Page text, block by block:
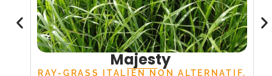
Majesty
RAY-GRASS ITALIEN NON ALTERNATIF,